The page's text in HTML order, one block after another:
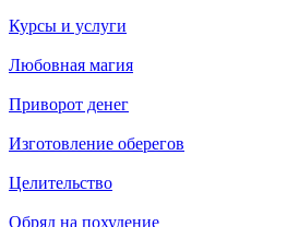
Курсы и услуги
Любовная магия
Приворот денег
Изготовление оберегов
Целительство
Обряд на похудение